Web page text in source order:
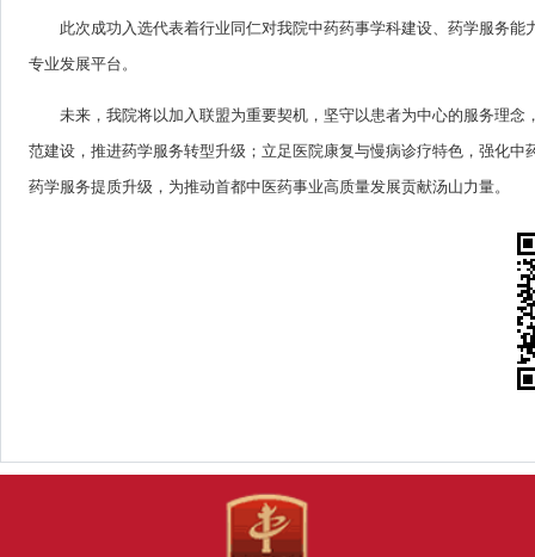
此次成功入选代表着行业同仁对我院中药药事学科建设、药学服务
专业发展平台。
未来，我院将以加入联盟为重要契机，坚守以患者为中心的服务理
范建设，推进药学服务转型升级；立足医院康复与慢病诊疗特色，强化
药学服务提质升级，为推动首都中医药事业高质量发展贡献汤山力量。